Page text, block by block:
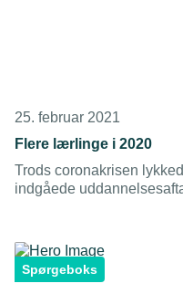
25. februar 2021
Flere lærlinge i 2020
Trods coronakrisen
indgåede
Mens der generelt for
procent.
Spørgeboks